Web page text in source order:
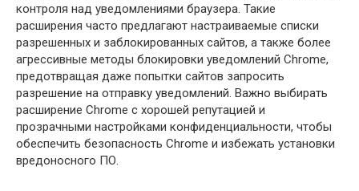
контроля над уведомлениями браузера. Такие
расширения часто предлагают настраиваемые списки
разрешенных и заблокированных сайтов, а также более
агрессивные методы блокировки уведомлений Chrome,
предотвращая даже попытки сайтов запросить
разрешение на отправку уведомлений. Важно выбирать
расширение Chrome с хорошей репутацией и
прозрачными настройками конфиденциальности, чтобы
обеспечить безопасность Chrome и избежать установки
вредоносного ПО.